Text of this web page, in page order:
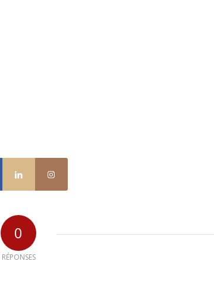
0
RÉPONSES